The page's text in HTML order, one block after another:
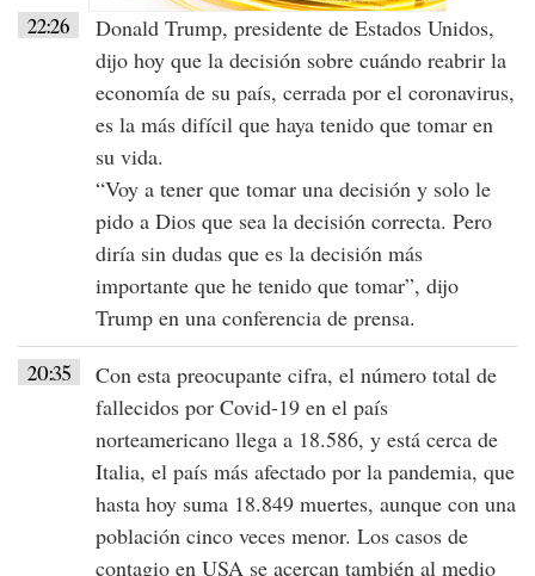
22:26 Donald Trump, presidente de Estados Unidos,
dijo hoy que la decisión sobre cuándo reabrir la
economía de su país, cerrada por el coronavirus,
es la más difícil que haya tenido que tomar en
su vida.
“Voy a tener que tomar una decisión y solo le
pido a Dios que sea la decisión correcta. Pero
diría sin dudas que es la decisión más
importante que he tenido que tomar”, dijo
Trump en una conferencia de prensa.
20:35
Con esta preocupante cifra, el número total de
fallecidos por Covid-19 en el país
norteamericano llega a 18.586, y está cerca de
Italia, el país más afectado por la pandemia, que
hasta hoy suma 18.849 muertes, aunque con una
población cinco veces menor. Los casos de
contagio en USA se acercan también al medio